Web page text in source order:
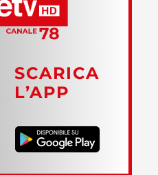
SCARICA
L’APP